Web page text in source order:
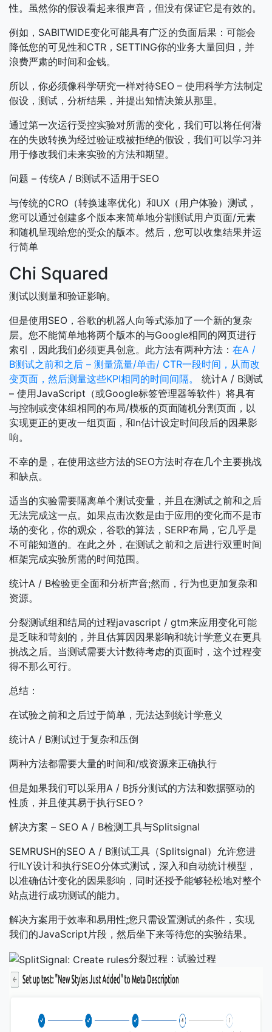
性。虽然你的假设看起来很声音，但没有保证它是有效的。
例如，SABITWIDE变化可能具有广泛的负面后果：可能会
降低您的可见性和CTR，SETTING你的业务大量回归，并
浪费严肃的时间和金钱。
所以，你必须像科学研究一样对待SEO – 使用科学方法制定
假设，测试，分析结果，并提出知情决策从那里。
通过第一次运行受控实验对所需的变化，我们可以将任何潜
在的失败转换为经过验证或被拒绝的假设，我们可以学习并
用于修改我们未来实验的方法和期望。
问题 – 传统A / B测试不适用于SEO
与传统的CRO（转换速率优化）和UX（用户体验）测试，
您可以通过创建多个版本来简单地分割测试用户页面/元素
和随机呈现给您的受众的版本。然后，您可以收集结果并运
行简单
Chi Squared
测试以测量和验证影响。
但是使用SEO，谷歌的机器人向等式添加了一个新的复杂
层。您不能简单地将两个版本的与Google相同的网页进行
索引，因此我们必须更具创意。此方法有两种方法： 在A /
B测试之前和之后 – 测量流量/单击/ CTR一段时间，从而改
变页面，然后测量这些KPI相同的时间间隔。 统计A / B测试
– 使用JavaScript（或Google标签管理器等软件）将具有
与控制或变体组相同的布局/模板的页面随机分割页面，以
实现更正的更改一组页面，和n估计设定时间段后的因果影
响。
不幸的是，在使用这些方法的SEO方法时存在几个主要挑战
和缺点。
适当的实验需要隔离单个测试变量，并且在测试之前和之后
无法完成这一点。如果点击次数是由于应用的变化而不是市
场的变化，你的观众，谷歌的算法，SERP布局，它几乎是
不可能知道的。在此之外，在测试之前和之后进行双重时间
框架完成实验所需的时间范围。
统计A / B检验更全面和分析声音;然而，行为也更加复杂和
资源。
分裂测试组和结局的过程javascript / gtm来应用变化可能
是乏味和苛刻的，并且估算因因果影响和统计学意义在更具
挑战之后。当测试需要大计数待考虑的页面时，这个过程变
得不那么可行。
总结：
在试验之前和之后过于简单，无法达到统计学意义
统计A / B测试过于复杂和压倒
两种方法都需要大量的时间和/或资源来正确执行
但是如果我们可以采用A / B拆分测试的方法和数据驱动的
性质，并且使其易于执行SEO？
解决方案 – SEO A / B检测工具与Splitsignal
SEMRUSH的SEO A / B测试工具（Splitsignal）允许您进
行ILY设计和执行SEO分体式测试，深入和自动统计模型，
以准确估计变化的因果影响，同时还授予能够轻松地对整个
站点进行成功测试的能力。
解决方案用于效率和易用性;您只需设置测试的条件，实现
我们的JavaScript片段，然后坐下来等待您的实验结果。
分裂过程：试验过程